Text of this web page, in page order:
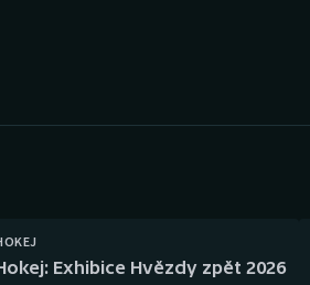
Plážový volejbal
Exhibice Hvězdy zpět 2026